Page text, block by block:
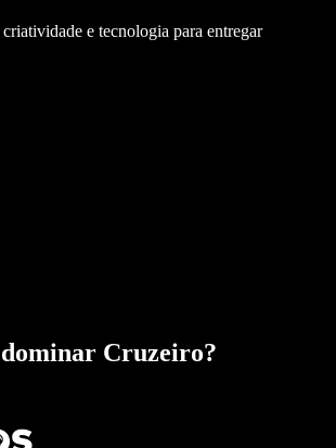
e tecnologia para entregar
Cruzeiro?